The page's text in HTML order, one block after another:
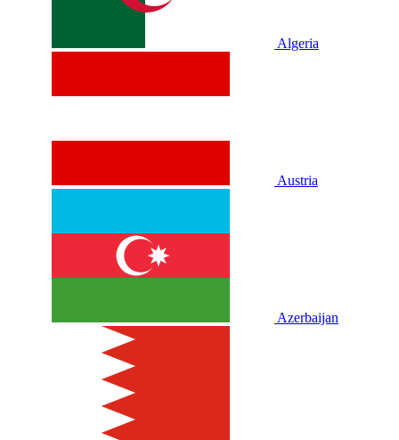
Algeria
Austria
Azerbaijan